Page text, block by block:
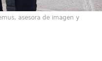
asesora de imagen y